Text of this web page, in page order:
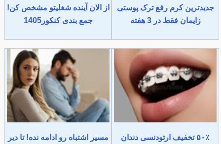
جدیدترین کرم رفع ترک پوستی
زایمان فقط در 3 هفته
از الان آینده شغلیتو مشخص کن!
جمع بندی کنکور1405
۵۰٪ تخفیف ارتودنسی دندان
مسیر اشتباه رو ادامه نده! تا دیر